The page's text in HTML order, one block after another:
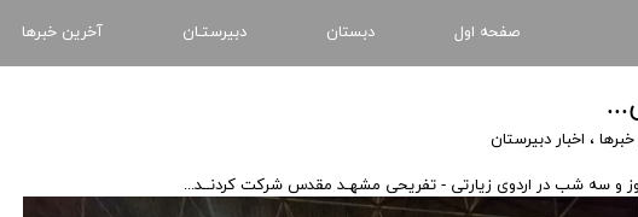
صفحه اول دبستان دبیرستـان آخرین خبرها
، اخبار دبیرستان
و سه شب در اردوی زیارتی - تفریحی مشهـد مقدس شرکت کردنــد...